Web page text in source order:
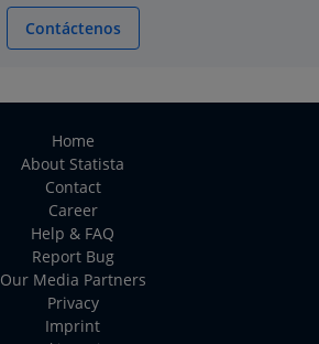
Contáctenos
Home
About Statista
Contact
Career
Help & FAQ
Report Bug
Our Media Partners
Privacy
Imprint